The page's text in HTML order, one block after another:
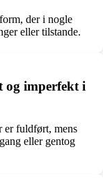
der i nogle
eller tilstande.
og imperfekt i
er fuldført, mens
eller gentog